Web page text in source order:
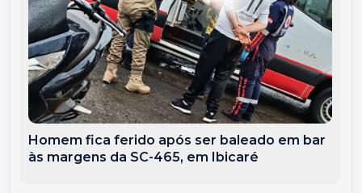
Homem fica ferido após ser baleado em bar
às margens da SC-465, em Ibicaré